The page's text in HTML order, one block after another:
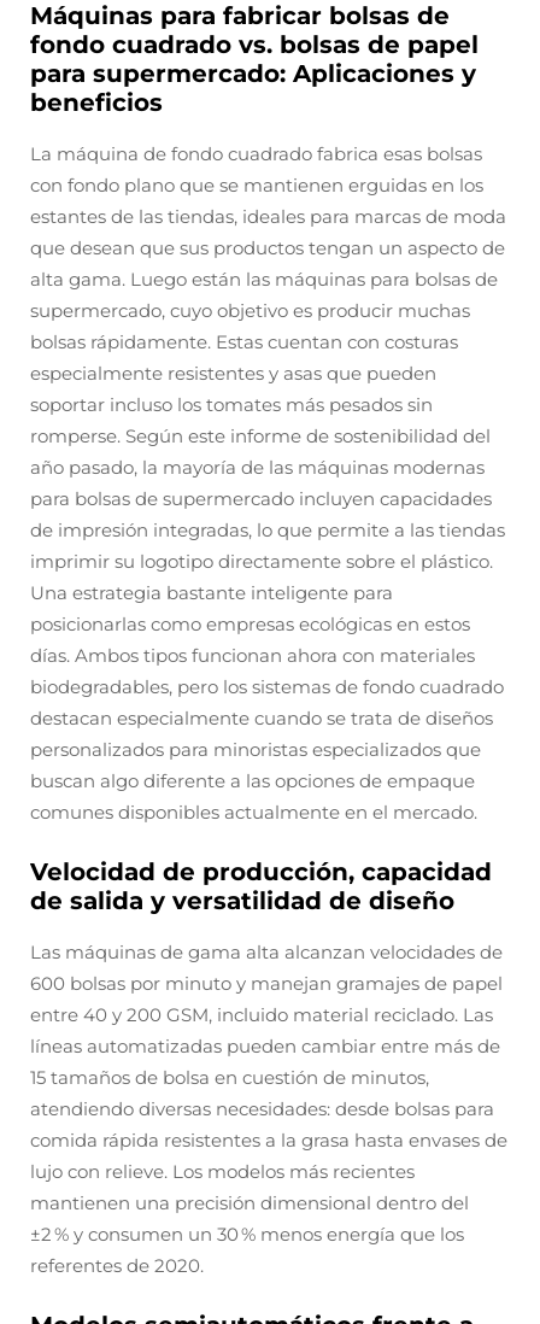
Máquinas para fabricar bolsas de
fondo cuadrado vs. bolsas de papel
para supermercado: Aplicaciones y
beneficios
La máquina de fondo cuadrado fabrica esas bolsas
con fondo plano que se mantienen erguidas en los
estantes de las tiendas, ideales para marcas de moda
que desean que sus productos tengan un aspecto de
alta gama. Luego están las máquinas para bolsas de
supermercado, cuyo objetivo es producir muchas
bolsas rápidamente. Estas cuentan con costuras
especialmente resistentes y asas que pueden
soportar incluso los tomates más pesados sin
romperse. Según este informe de sostenibilidad del
año pasado, la mayoría de las máquinas modernas
para bolsas de supermercado incluyen capacidades
de impresión integradas, lo que permite a las tiendas
imprimir su logotipo directamente sobre el plástico.
Una estrategia bastante inteligente para
posicionarlas como empresas ecológicas en estos
días. Ambos tipos funcionan ahora con materiales
biodegradables, pero los sistemas de fondo cuadrado
destacan especialmente cuando se trata de diseños
personalizados para minoristas especializados que
buscan algo diferente a las opciones de empaque
comunes disponibles actualmente en el mercado.
Velocidad de producción, capacidad
de salida y versatilidad de diseño
Las máquinas de gama alta alcanzan velocidades de
600 bolsas por minuto y manejan gramajes de papel
entre 40 y 200 GSM, incluido material reciclado. Las
líneas automatizadas pueden cambiar entre más de
15 tamaños de bolsa en cuestión de minutos,
atendiendo diversas necesidades: desde bolsas para
comida rápida resistentes a la grasa hasta envases de
lujo con relieve. Los modelos más recientes
mantienen una precisión dimensional dentro del
±2 % y consumen un 30 % menos energía que los
referentes de 2020.